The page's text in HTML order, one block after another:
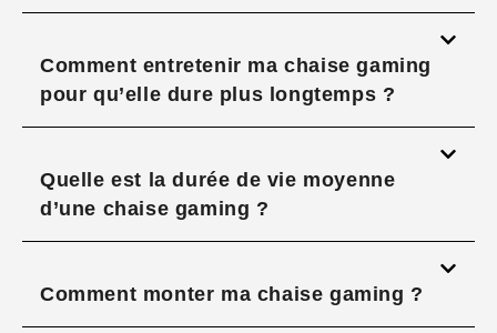
Comment entretenir ma chaise gaming
pour qu’elle dure plus longtemps ?
Quelle est la durée de vie moyenne
d’une chaise gaming ?
Comment monter ma chaise gaming ?